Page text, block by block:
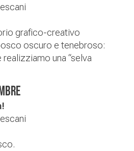
grafico-creativo
oscuro e tenebroso:
una “selva